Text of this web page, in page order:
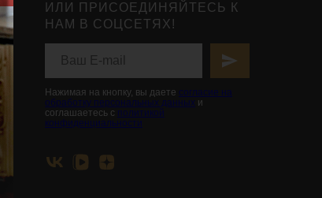
ИЛИ ПРИСОЕДИНЯЙТЕСЬ К
НАМ В СОЦСЕТЯХ!
Нажимая на кнопку, вы даете согласие на
обработку персональных данных и
соглашаетесь с политикой
конфиденциальности